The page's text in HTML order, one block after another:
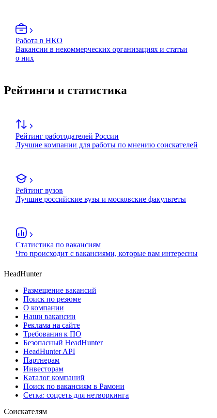
Работа в НКО
Вакансии в некоммерческих организациях и статьи
о них
Рейтинги и статистика
Рейтинг работодателей России
Лучшие компании для работы по мнению соискателей
Рейтинг вузов
Лучшие российские вузы и московские факультеты
Статистика по вакансиям
Что происходит с вакансиями, которые вам интересны
HeadHunter
Размещение вакансий
Поиск по резюме
О компании
Наши вакансии
Реклама на сайте
Требования к ПО
Безопасный HeadHunter
HeadHunter API
Партнерам
Инвесторам
Каталог компаний
Поиск по вакансиям в Рамони
Сетка: соцсеть для нетворкинга
Соискателям